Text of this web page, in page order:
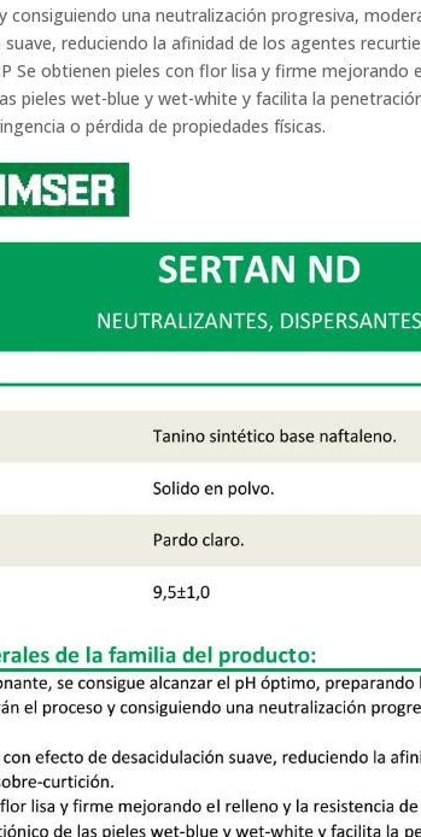
consiguiendo una neutralización progresiva,
reduciendo la afinidad de los agentes
Se obtienen pieles con flor lisa y firme mejorando
pieles wet-blue y wet-white y facilita la
o pérdida de propiedades físicas.